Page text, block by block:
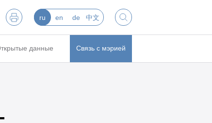
ru en de 中文
данные Связь с мэрией